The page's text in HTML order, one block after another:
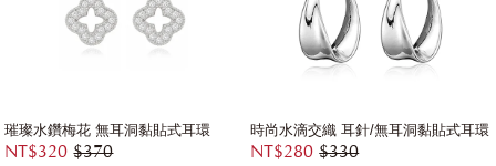
璀璨水鑽梅花 無耳洞黏貼式耳環
NT$320 $370
時尚水滴交織 耳針/無耳洞黏貼式耳環
NT$280 $330